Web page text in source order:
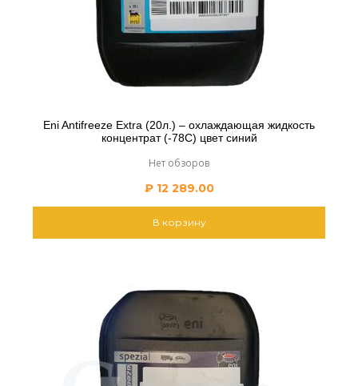
Eni Antifreeze Extra (20л.) – охлаждающая жидкость
концентрат (-78С) цвет синий
Нет обзоров
₽12 289.00
В корзину